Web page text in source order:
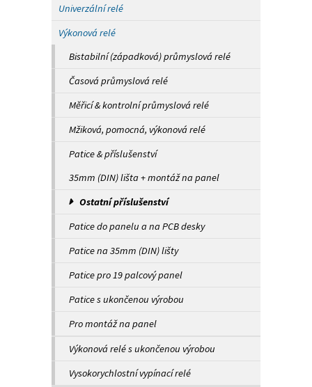
Univerzální relé
Výkonová relé
Bistabilní (západková) průmyslová relé
Časová průmyslová relé
Měřicí & kontrolní průmyslová relé
Mžiková, pomocná, výkonová relé
Patice & příslušenství
35mm (DIN) lišta + montáž na panel
Ostatní příslušenství
Patice do panelu a na PCB desky
Patice na 35mm (DIN) lišty
Patice pro 19 palcový panel
Patice s ukončenou výrobou
Pro montáž na panel
Výkonová relé s ukončenou výrobou
Vysokorychlostní vypínací relé